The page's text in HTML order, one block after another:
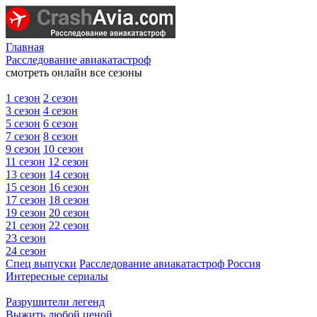
Главная
Расследование авиакатастроф
смотреть онлайн все сезоны
1 сезон 2 сезон
3 сезон 4 сезон
5 сезон 6 сезон
7 сезон 8 сезон
9 сезон 10 сезон
11 сезон 12 сезон
13 сезон 14 сезон
15 сезон 16 сезон
17 сезон 18 сезон
19 сезон 20 сезон
21 сезон 22 сезон
23 сезон
24 сезон
Спец выпуски Расследование авиакатастроф Россия
Интересные сериалы
Разрушители легенд
Выжить любой ценой